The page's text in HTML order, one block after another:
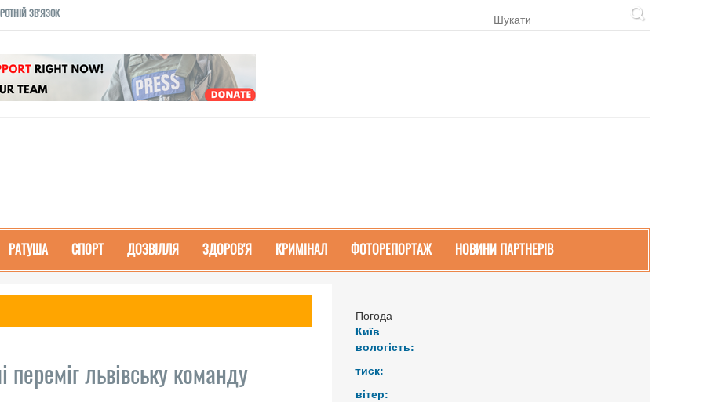
ЗВ'ЯЗОК
РАТУША СПОРТ ДОЗВІЛЛЯ ЗДОРОВ'Я КРИМІНАЛ ФОТОРЕПОРТАЖ НОВИНИ ПАРТНЕРІВ
львівську команду
Погода
Київ
вологість:
тиск:
вітер: